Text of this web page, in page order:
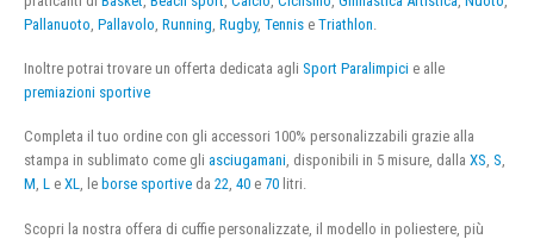
Pallanuoto Pallavolo Running Rugby, Tennis e Triathlon
Inoltre potrai trovare un offerta dedicata agli Sport Paralimpici e alle
premiazioni sportive
Completa il tuo ordine con gli accessori 100% personalizzabili grazie alla
stampa in sublimato come gli asciugamani, disponibili in 5 misure, dalla XS, S,
M, L e XL, le borse sportive da 22, 40 e 70 litri.
Scopri la nostra offera di cuffie personalizzate, il modello in poliestere, più